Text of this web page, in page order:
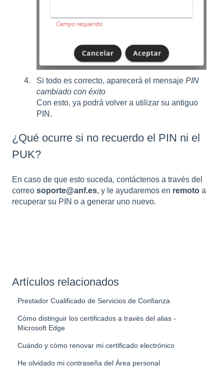
Si todo es correcto, aparecerá el mensaje PIN
cambiado con éxito
Con esto, ya podrá volver a utilizar su antiguo
PIN.
¿Qué ocurre si no recuerdo el PIN ni el
PUK?
En caso de que esto suceda, contáctenos a través del
correo soporte@anf.es, y le ayudaremos en remoto a
recuperar su PIN o a generar uno nuevo.
Artículos relacionados
Prestador Cualificado de Servicios de Confianza
Cómo distinguir los certificados a través del alias -
Microsoft Edge
Cuándo y cómo renovar mi certificado electrónico
He olvidado mi contraseña del Área personal